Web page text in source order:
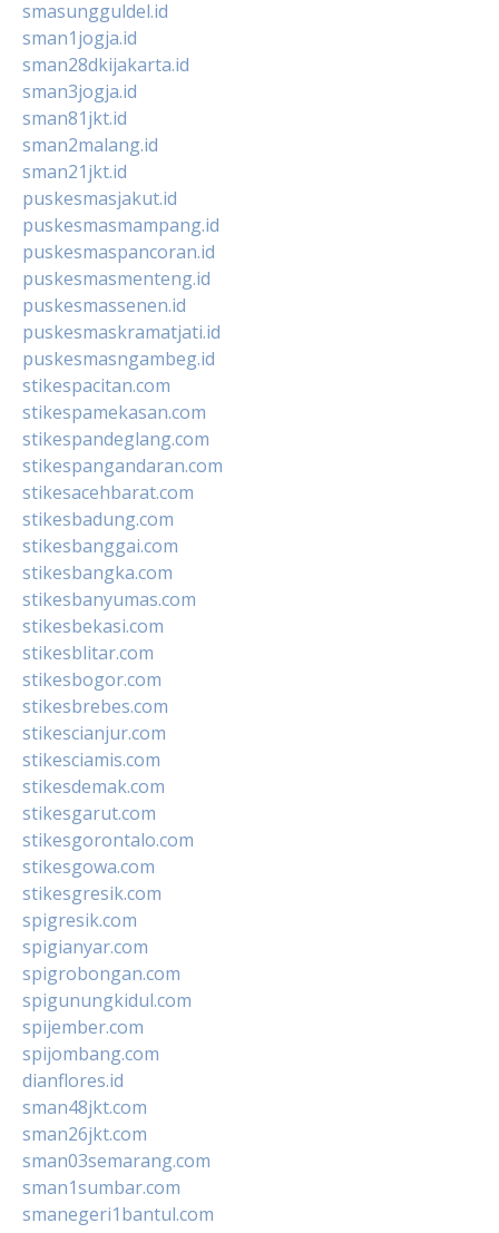
smasungguldel.id
sman1jogja.id
sman28dkijakarta.id
sman3jogja.id
sman81jkt.id
sman2malang.id
sman21jkt.id
puskesmasjakut.id
puskesmasmampang.id
puskesmaspancoran.id
puskesmasmenteng.id
puskesmassenen.id
puskesmaskramatjati.id
puskesmasngambeg.id
stikespacitan.com
stikespamekasan.com
stikespandeglang.com
stikespangandaran.com
stikesacehbarat.com
stikesbadung.com
stikesbanggai.com
stikesbangka.com
stikesbanyumas.com
stikesbekasi.com
stikesblitar.com
stikesbogor.com
stikesbrebes.com
stikescianjur.com
stikesciamis.com
stikesdemak.com
stikesgarut.com
stikesgorontalo.com
stikesgowa.com
stikesgresik.com
spigresik.com
spigianyar.com
spigrobongan.com
spigunungkidul.com
spijember.com
spijombang.com
dianflores.id
sman48jkt.com
sman26jkt.com
sman03semarang.com
sman1sumbar.com
smanegeri1bantul.com